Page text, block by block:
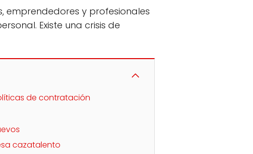
emprendedores y profesionales
Existe una crisis de
de contratación
cazatalento